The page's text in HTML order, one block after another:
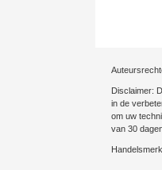
Disclaimer:
in de
om uw
van 30